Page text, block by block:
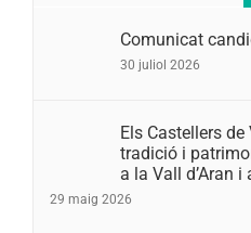
Comunicat
30 juliol 2026
Els Castellers
tradició i
a la Vall d’Aran
29 maig 2026